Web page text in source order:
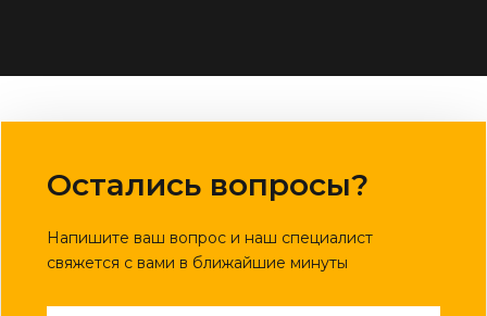
Остались вопросы?
Напишите ваш вопрос и наш специалист
свяжется с вами в ближайшие минуты